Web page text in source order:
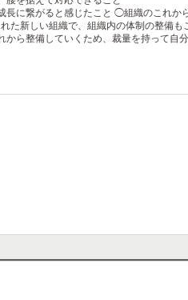
長に繋がると感じたこと ◯組織のこれか
た新しい組織で、組織内の体制の整備も
ら整備していくため、裁量を持って自